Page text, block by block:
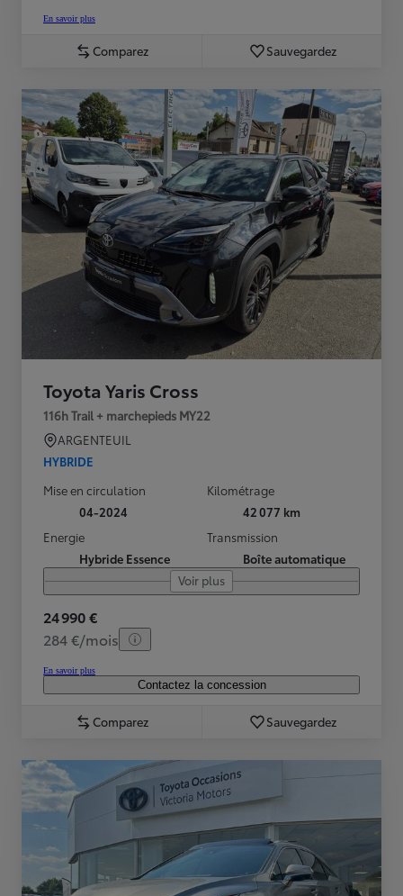
En savoir plus
Comparez Sauvegardez
Toyota Yaris Cross
116h Trail + marchepieds MY22
ARGENTEUIL
HYBRIDE
Mise en circulation
04-2024
Kilométrage
42 077 km
Energie
Hybride Essence
Transmission
Boîte automatique
Voir plus
24 990 €
284 €/mois
En savoir plus
Contactez la concession
Comparez Sauvegardez